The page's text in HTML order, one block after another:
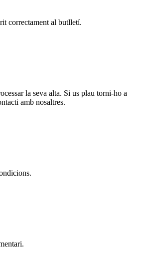
correctament al butlletí.
la seva alta. Si us plau torni-ho a
amb nosaltres.